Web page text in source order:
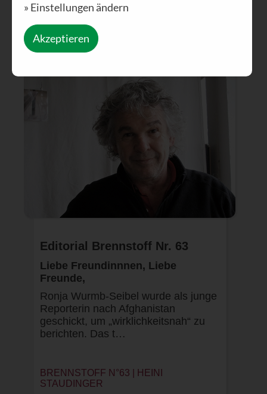
Editorial Brennstoff Nr. 63
Liebe Freundinnnen, Liebe
Freunde,
Ronja Wurmb-Seibel wurde als junge
Reporterin nach Afghanistan
geschickt, um „wirklichkeitsnah“ zu
berichten. Das t…
BRENNSTOFF N°63 |
HEINI
STAUDINGER
» Einstellungen ändern
Akzeptieren